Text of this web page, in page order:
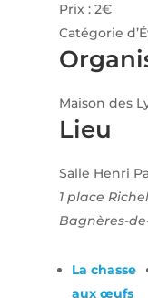
Prix : 2€
Catégorie
Lieu
Salle Henri
1 place
Bagnères-
Maison des
La chasse
aux œufs